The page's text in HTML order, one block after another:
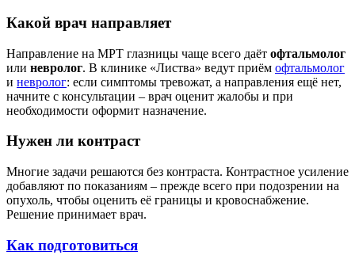
Какой врач направляет
Направление на МРТ глазницы чаще всего даёт офтальмолог
или невролог. В клинике «Листва» ведут приём офтальмолог
и невролог: если симптомы тревожат, а направления ещё нет,
начните с консультации – врач оценит жалобы и при
необходимости оформит назначение.
Нужен ли контраст
Многие задачи решаются без контраста. Контрастное усиление
добавляют по показаниям – прежде всего при подозрении на
опухоль, чтобы оценить её границы и кровоснабжение.
Решение принимает врач.
Как подготовиться